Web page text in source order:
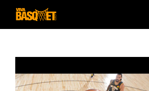
Saltar